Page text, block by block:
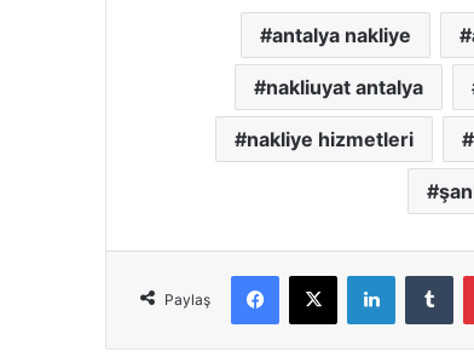
antalya nakliye
nakliuyat antalya
nakliye hizmetleri
Paylaş
Facebook
X LinkedIn